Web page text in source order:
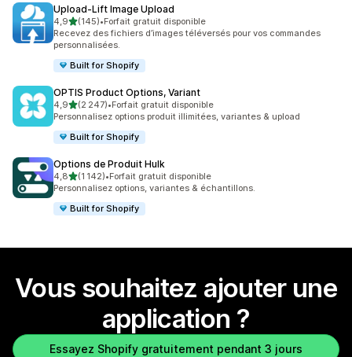
Upload‑Lift Image Upload
4,9étoile(s) sur 5
(145)
145 avis au total
•Forfait gratuit disponible
Recevez des fichiers d’images téléversés pour vos commandes
personnalisées.
Built for Shopify
OPTIS Product Options, Variant
4,9étoile(s) sur 5
(2 247)
2247 avis au total
•Forfait gratuit disponible
Personnalisez options produit illimitées, variantes & upload
Built for Shopify
Options de Produit Hulk
4,8étoile(s) sur 5
(1 142)
1142 avis au total
•Forfait gratuit disponible
Personnalisez options, variantes & échantillons.
Built for Shopify
Vous souhaitez ajouter une
application ?
Essayez Shopify gratuitement pendant 3 jours